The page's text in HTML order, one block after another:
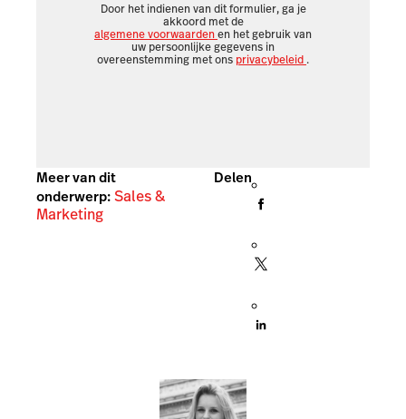
Door het indienen van dit formulier, ga je
akkoord met de
algemene voorwaardenen het gebruik van
uw persoonlijke gegevens in
overeenstemming met ons privacybeleid .
Meer van dit
onderwerp:Sales &
Marketing
Delen